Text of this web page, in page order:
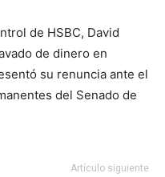
de HSBC, David
de dinero en
su renuncia ante el
del Senado de
Artículo siguiente